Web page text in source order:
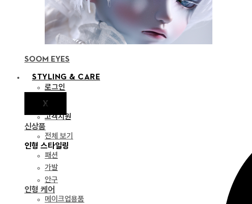
SOOM EYES
STYLING & CARE
로그인
X공지
고객지원
신상품
전체 보기
인형 스타일링
패션
가발
안구
인형 케어
메이크업용품